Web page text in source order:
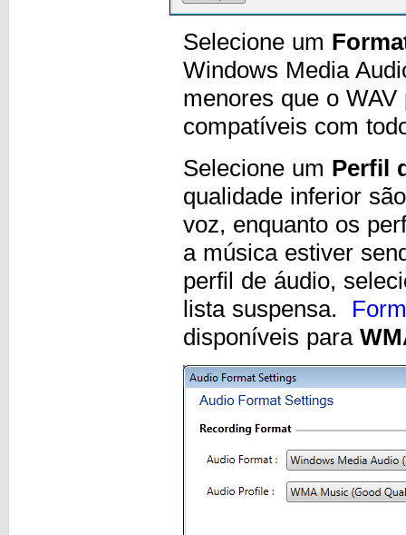
Selecione um
Windows Media
menores que o
compatíveis com
Selecione um Perfil
qualidade inferior
voz, enquanto os
a música estiver
perfil de áudio,
lista suspensa.
disponíveis para